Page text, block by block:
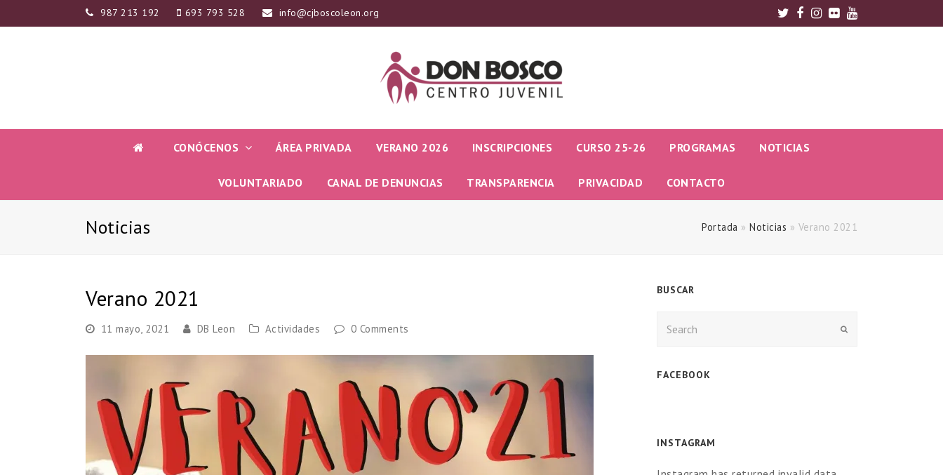
987 213 192 693 793 528 info@cjboscoleon.org Twitter
Facebook
Instagram
FlickrYoutube
CONÓCENOS ÁREA PRIVADA VERANO 2026 INSCRIPCIONES CURSO 25-26 PROGRAMAS NOTICIAS
VOLUNTARIADO CANAL DE DENUNCIAS TRANSPARENCIA PRIVACIDAD CONTACTO
Noticias Portada » Noticias » Verano 2021
Verano 2021
11 mayo, 2021 DB Leon Actividades 0 Comments
BUSCAR
FACEBOOK
INSTAGRAM